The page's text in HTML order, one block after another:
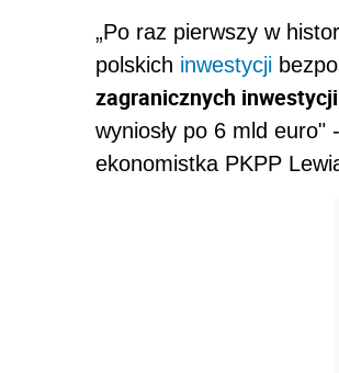
„Po raz pierwszy w
polskich inwestycji
zagranicznych
wyniosły po 6 mld euro"
ekonomistka PKPP